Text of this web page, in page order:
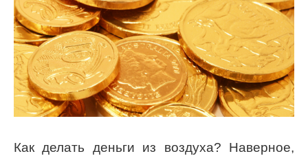
Как делать деньги из воздуха? Наверное,